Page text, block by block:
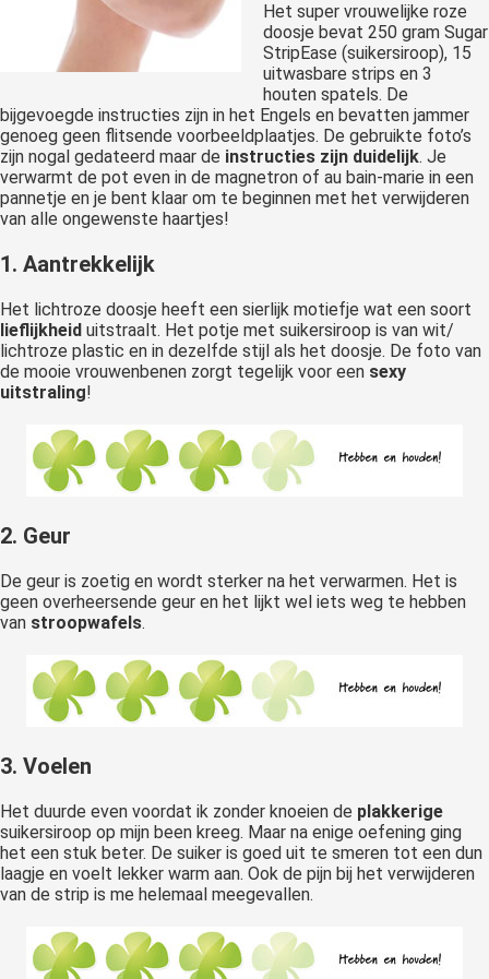
Het super vrouwelijke roze
doosje bevat 250 gram Sugar
StripEase (suikersiroop), 15
uitwasbare strips en 3
houten spatels. De
bijgevoegde instructies zijn in het Engels en bevatten jammer
genoeg geen flitsende voorbeeldplaatjes. De gebruikte foto’s
zijn nogal gedateerd maar de instructies zijn duidelijk. Je
verwarmt de pot even in de magnetron of au bain-marie in een
pannetje en je bent klaar om te beginnen met het verwijderen
van alle ongewenste haartjes!
1. Aantrekkelijk
Het lichtroze doosje heeft een sierlijk motiefje wat een soort
lieflijkheid uitstraalt. Het potje met suikersiroop is van wit/
lichtroze plastic en in dezelfde stijl als het doosje. De foto van
de mooie vrouwenbenen zorgt tegelijk voor een sexy
uitstraling!
2. Geur
De geur is zoetig en wordt sterker na het verwarmen. Het is
geen overheersende geur en het lijkt wel iets weg te hebben
van stroopwafels.
3. Voelen
Het duurde even voordat ik zonder knoeien de plakkerige
suikersiroop op mijn been kreeg. Maar na enige oefening ging
het een stuk beter. De suiker is goed uit te smeren tot een dun
laagje en voelt lekker warm aan. Ook de pijn bij het verwijderen
van de strip is me helemaal meegevallen.